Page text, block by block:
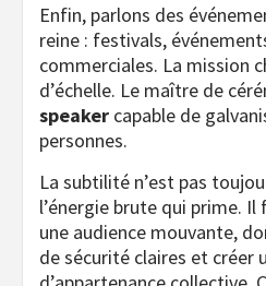
Enfin, parlons des
reine : festivals,
commerciales. La mission
d’échelle. Le maître de
speaker capable de
personnes.
La subtilité n’est pas
l’énergie brute qui prime.
une audience mouvante,
de sécurité claires et créer